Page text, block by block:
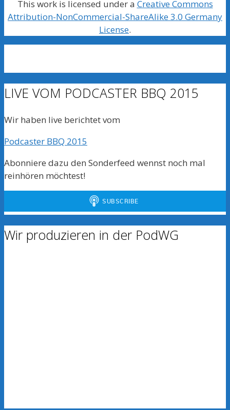
This work is licensed under a Creative Commons
Attribution-NonCommercial-ShareAlike 3.0 Germany
License.
LIVE VOM PODCASTER BBQ 2015
Wir haben live berichtet vom
Podcaster BBQ 2015
Abonniere dazu den Sonderfeed wennst noch mal
reinhören möchtest!
Wir produzieren in der PodWG